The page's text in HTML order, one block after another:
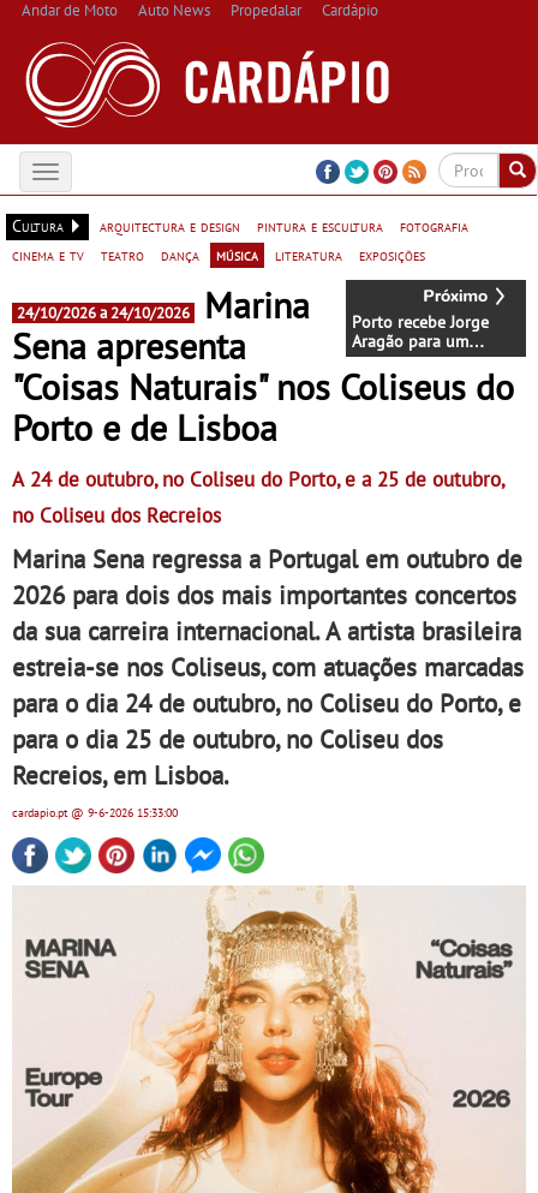
Andar de Moto Auto News Propedalar Cardápio
Toggle
navigation
Cultura
arquitectura e design pintura e escultura
fotografia
cinema e tv
teatro dança música literatura exposições
Porto recebe Jorge
Aragão para um
sunset especial na
Casa YÄLA - Um
encontro único de
24/10/2026 a 24/10/2026
Marina
Sena apresenta
"Coisas Naturais" nos Coliseus do
Porto e de Lisboa
A 24 de outubro, no Coliseu do Porto, e a 25 de outubro,
no Coliseu dos Recreios
Marina Sena regressa a Portugal em outubro de
2026 para dois dos mais importantes concertos
da sua carreira internacional. A artista brasileira
estreia-se nos Coliseus, com atuações marcadas
para o dia 24 de outubro, no Coliseu do Porto, e
para o dia 25 de outubro, no Coliseu dos
Recreios, em Lisboa.
cardapio.pt@ 9-6-2026 15:33:00